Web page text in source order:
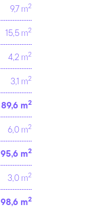
9,7 m2
15,5 m2
4,2 m2
3,1 m2
89,6 m2
6,0 m2
95,6 m2
3,0 m2
98,6 m2